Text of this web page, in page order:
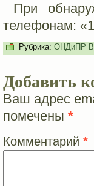
При
телефонам:
Рубрика: ОНДиПР
Добавить
Ваш адрес
помечены *
Комментарий *